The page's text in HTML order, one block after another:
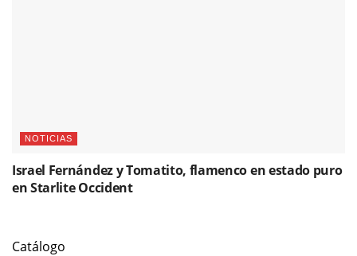
NOTICIAS
Israel Fernández y Tomatito, flamenco en estado puro
en Starlite Occident
Catálogo